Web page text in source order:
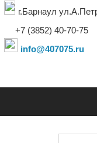
г.Барнаул
+7 (3852) 40-70-75
info@407075.ru